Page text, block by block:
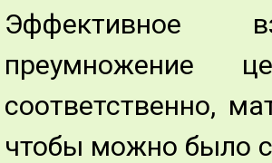
Эффективное
преумножение
соответственно,
чтобы можно было